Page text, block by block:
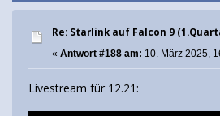
Re: Starlink auf Falcon 9
« Antwort #188 am: 10. März 2025,
Livestream für 12.21: